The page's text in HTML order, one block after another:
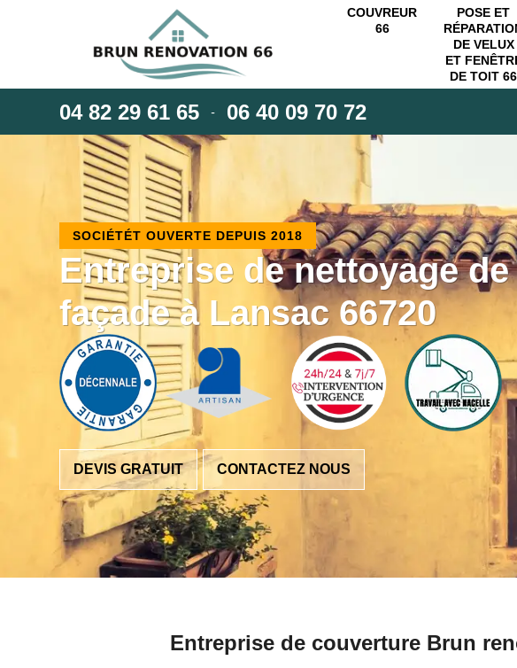
COUVREUR
66
POSE ET
DE VELUX
ET
DE TOIT 66
04 82 29 61 65 - 06 40 09 70 72
SOCIÉTÉT OUVERTE DEPUIS 2018
Entreprise de nettoyage de
façade à Lansac 66720
DEVIS GRATUIT CONTACTEZ NOUS
Entreprise de couverture Brun